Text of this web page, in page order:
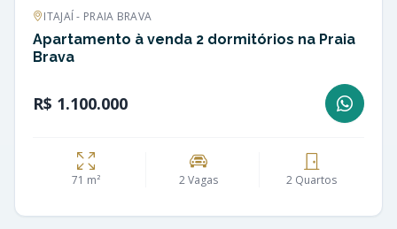
ITAJAÍ - PRAIA BRAVA
Apartamento à venda 2 dormitórios na Praia
Brava
R$ 1.100.000
71 m² 2 Vagas 2 Quartos